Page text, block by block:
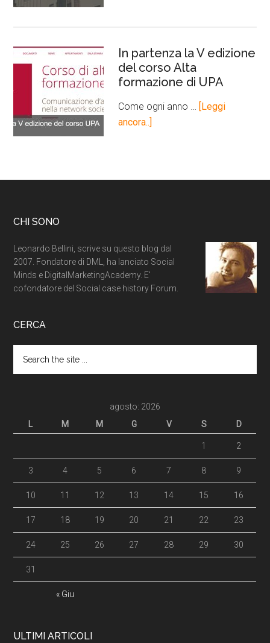
In partenza la V edizione
del corso Alta
formazione di UPA
Come ogni anno …
[Leggi
ancora..]
CHI SONO
Leonardo Bellini, scrive su questo blog dal
2007. Fondatore di DML, ha lanciato Social
Minds e DigitalMarketingAcademy. E'
cofondatore del Social case history Forum.
CERCA
agosto: 2026
L
M M G V S D
« Giu
1 2
3 4 5 6 7 8 9
10 11 12 13 14 15 16
17 18 19 20 21 22 23
24 25 26 27 28 29 30
31
ULTIMI ARTICOLI